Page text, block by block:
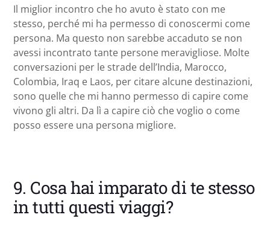
Il miglior incontro che ho avuto è stato con me
stesso, perché mi ha permesso di conoscermi come
persona. Ma questo non sarebbe accaduto se non
avessi incontrato tante persone meravigliose. Molte
conversazioni per le strade dell’India, Marocco,
Colombia, Iraq e Laos, per citare alcune destinazioni,
sono quelle che mi hanno permesso di capire come
vivono gli altri. Da lì a capire ciò che voglio o come
posso essere una persona migliore.
9. Cosa hai imparato di te stesso
in tutti questi viaggi?